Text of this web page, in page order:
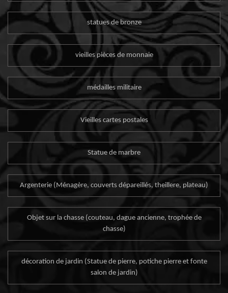
statues de bronze
vieilles pièces de monnaie
médailles militaire
Vieilles cartes postales
Statue de marbre
Argenterie (Ménagère, couverts dépareillés, theillere, plateau)
Objet sur la chasse (couteau, dague ancienne, trophée de
chasse)
décoration de jardin (Statue de pierre, potiche pierre et fonte
salon de jardin)